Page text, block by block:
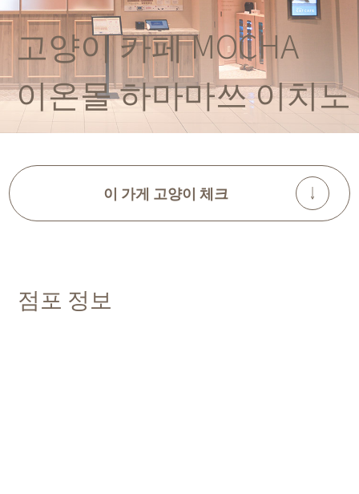
고양이 카페 MOCHA
이온몰 하마마쓰 이치노
이 가게 고양이 체크
점포 정보